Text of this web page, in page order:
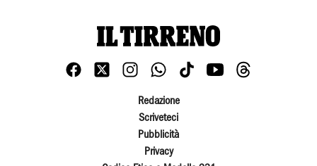
Redazione
Scriveteci
Pubblicità
Privacy